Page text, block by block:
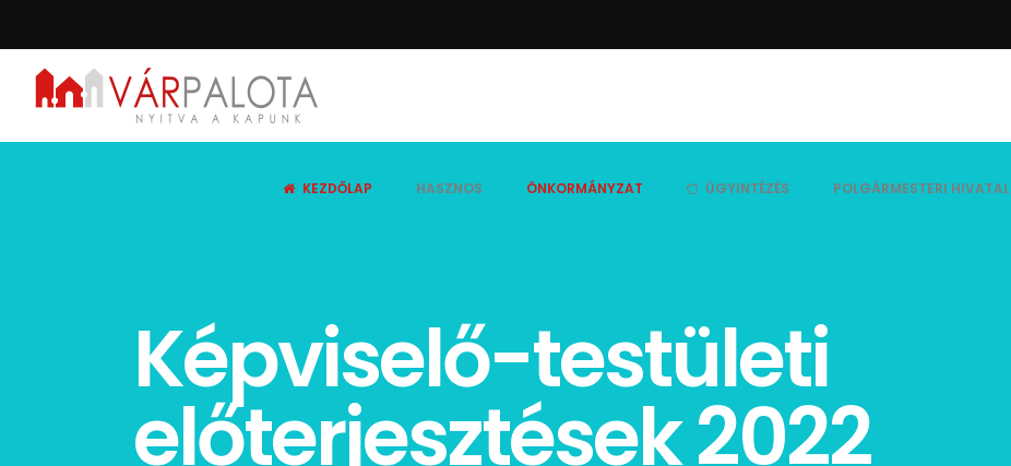
KEZDŐLAP HASZNOS ÖNKORMÁNYZAT ÜGYINTÉZÉS POLGÁRMESTERI HIVATAL
Képviselő-testületi
előterjesztések 2022